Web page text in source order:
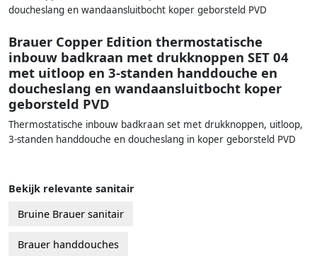
doucheslang en wandaansluitbocht koper geborsteld PVD
Brauer Copper Edition thermostatische
inbouw badkraan met drukknoppen SET 04
met uitloop en 3-standen handdouche en
doucheslang en wandaansluitbocht koper
geborsteld PVD
Thermostatische inbouw badkraan set met drukknoppen, uitloop,
3-standen handdouche en doucheslang in koper geborsteld PVD
Bekijk relevante sanitair
Bruine Brauer sanitair
Brauer handdouches